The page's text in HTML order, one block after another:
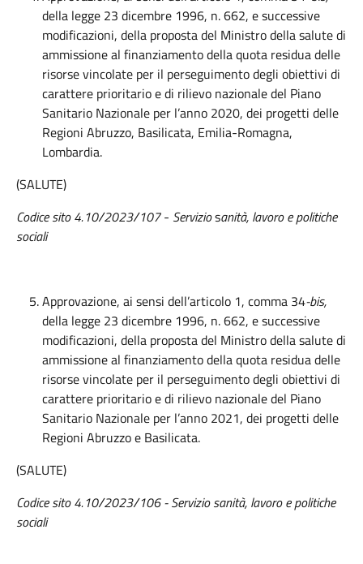
della legge 23 dicembre 1996, n. 662, e successive
modificazioni, della proposta del Ministro della salute di
ammissione al finanziamento della quota residua delle
risorse vincolate per il perseguimento degli obiettivi di
carattere prioritario e di rilievo nazionale del Piano
Sanitario Nazionale per l’anno 2020, dei progetti delle
Regioni Abruzzo, Basilicata, Emilia-Romagna,
Lombardia.
(SALUTE)
Codice sito 4.10/2023/107- Serviziosanità, lavoro e politiche
sociali
Approvazione, ai sensi dell’articolo 1, comma 34-bis,
della legge 23 dicembre 1996, n. 662, e successive
modificazioni, della proposta del Ministro della salute di
ammissione al finanziamento della quota residua delle
risorse vincolate per il perseguimento degli obiettivi di
carattere prioritario e di rilievo nazionale del Piano
Sanitario Nazionale per l’anno 2021, dei progetti delle
Regioni Abruzzo e Basilicata.
(SALUTE)
Codice sito 4.10/2023/106 - Servizio sanità, lavoro e politiche
sociali